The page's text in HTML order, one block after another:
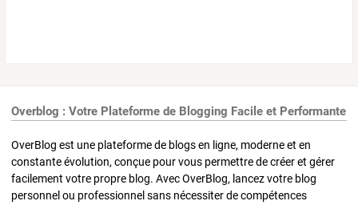
Overblog : Votre Plateforme de Blogging Facile et Performante
OverBlog est une plateforme de blogs en ligne, moderne et en
constante évolution, conçue pour vous permettre de créer et gérer
facilement votre propre blog. Avec OverBlog, lancez votre blog
personnel ou professionnel sans nécessiter de compétences